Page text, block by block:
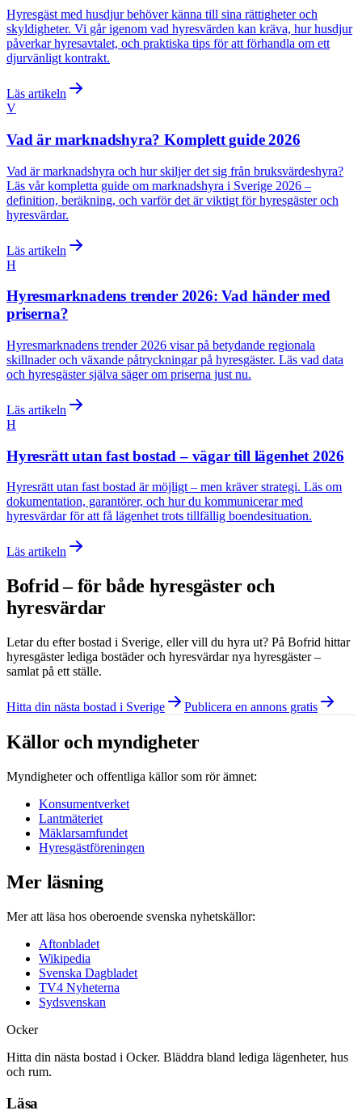
Hyresgäst med husdjur behöver känna till sina rättigheter och
skyldigheter. Vi går igenom vad hyresvärden kan kräva, hur husdjur
påverkar hyresavtalet, och praktiska tips för att förhandla om ett
djurvänligt kontrakt.
Läs artikeln
V
Vad är marknadshyra? Komplett guide 2026
Vad är marknadshyra och hur skiljer det sig från bruksvärdeshyra?
Läs vår kompletta guide om marknadshyra i Sverige 2026 –
definition, beräkning, och varför det är viktigt för hyresgäster och
hyresvärdar.
Läs artikeln
H
Hyresmarknadens trender 2026: Vad händer med
priserna?
Hyresmarknadens trender 2026 visar på betydande regionala
skillnader och växande påtryckningar på hyresgäster. Läs vad data
och hyresgäster själva säger om priserna just nu.
Läs artikeln
H
Hyresrätt utan fast bostad – vägar till lägenhet 2026
Hyresrätt utan fast bostad är möjligt – men kräver strategi. Läs om
dokumentation, garantörer, och hur du kommunicerar med
hyresvärdar för att få lägenhet trots tillfällig boendesituation.
Läs artikeln
Bofrid – för både hyresgäster och
hyresvärdar
Letar du efter bostad i Sverige, eller vill du hyra ut? På Bofrid hittar
hyresgäster lediga bostäder och hyresvärdar nya hyresgäster –
samlat på ett ställe.
Hitta din nästa bostad i Sverige Publicera en annons gratis
Källor och myndigheter
Myndigheter och offentliga källor som rör ämnet:
Konsumentverket
Lantmäteriet
Mäklarsamfundet
Hyresgästföreningen
Mer läsning
Mer att läsa hos oberoende svenska nyhetskällor:
Aftonbladet
Wikipedia
Svenska Dagbladet
TV4 Nyheterna
Sydsvenskan
Ocker
Hitta din nästa bostad i Ocker. Bläddra bland lediga lägenheter, hus
och rum.
Läsa